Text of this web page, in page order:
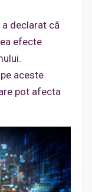
a declarat că
efecte
aceste
pot afecta